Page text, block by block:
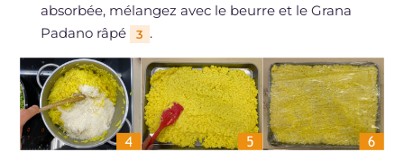
absorbée, mélangez avec le beurre et le Grana
Padano râpé
3 .